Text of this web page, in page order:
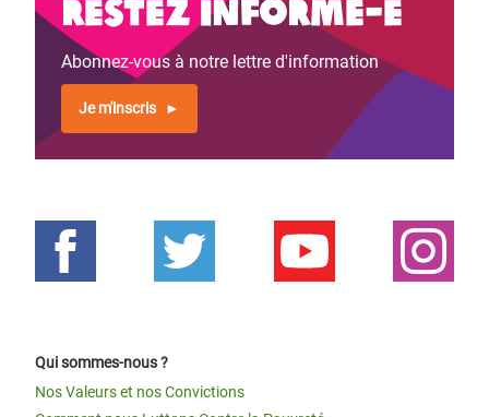
Abonnez-vous à notre lettre d'information
Je m'inscris
Qui sommes-nous ?
Nos Valeurs et nos Convictions